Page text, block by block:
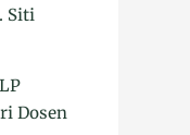
Siti
Dosen